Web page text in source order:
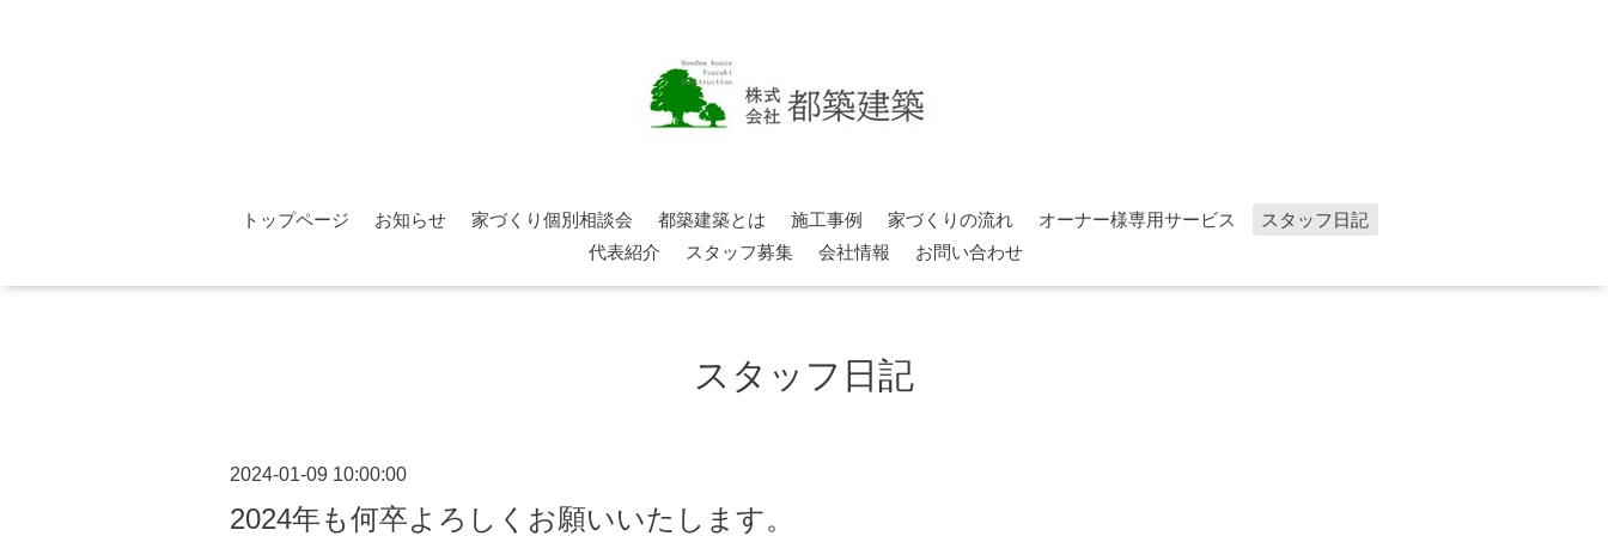
トップページ お知らせ 家づくり個別相談会 都築建築とは 施工事例 家づくりの流れ オーナー様専用サービス
スタッフ日記
代表紹介
スタッフ募集 会社情報 お問い合わせ
スタッフ日記
2024-01-09 10:00:00
2024年も何卒よろしくお願いいたします。